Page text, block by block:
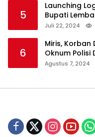
5
Launching
Bupati
Refleksi
Juli 22, 2024
6
Miris, Korban
Oknum Polisi
Agustus 7, 2024